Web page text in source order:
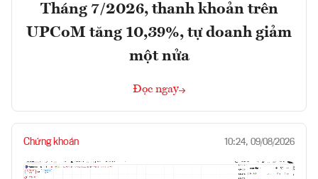
Tháng 7/2026, thanh khoản trên
UPCoM tăng 10,39%, tự doanh giảm
một nửa
Đọc ngay
Chứng khoán 10:24, 09/08/2026